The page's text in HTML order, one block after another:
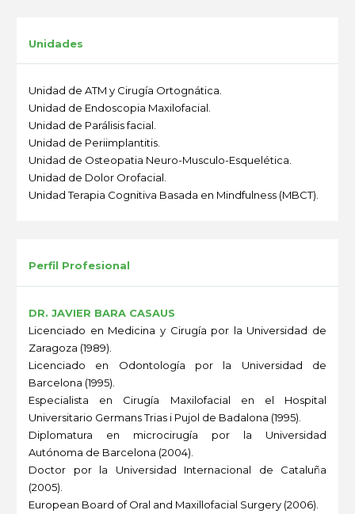
Unidades
Unidad de ATM y Cirugía Ortognática.
Unidad de Endoscopia Maxilofacial.
Unidad de Parálisis facial.
Unidad de Periimplantitis.
Unidad de Osteopatia Neuro-Musculo-Esquelética.
Unidad de Dolor Orofacial.
Unidad Terapia Cognitiva Basada en Mindfulness (MBCT).
Perfil Profesional
DR. JAVIER BARA CASAUS
Licenciado en Medicina y Cirugía por la Universidad de
Zaragoza (1989).
Licenciado en Odontología por la Universidad de
Barcelona (1995).
Especialista en Cirugía Maxilofacial en el Hospital
Universitario Germans Trias i Pujol de Badalona (1995).
Diplomatura en microcirugía por la Universidad
Autónoma de Barcelona (2004).
Doctor por la Universidad Internacional de Cataluña
(2005).
European Board of Oral and Maxillofacial Surgery (2006).